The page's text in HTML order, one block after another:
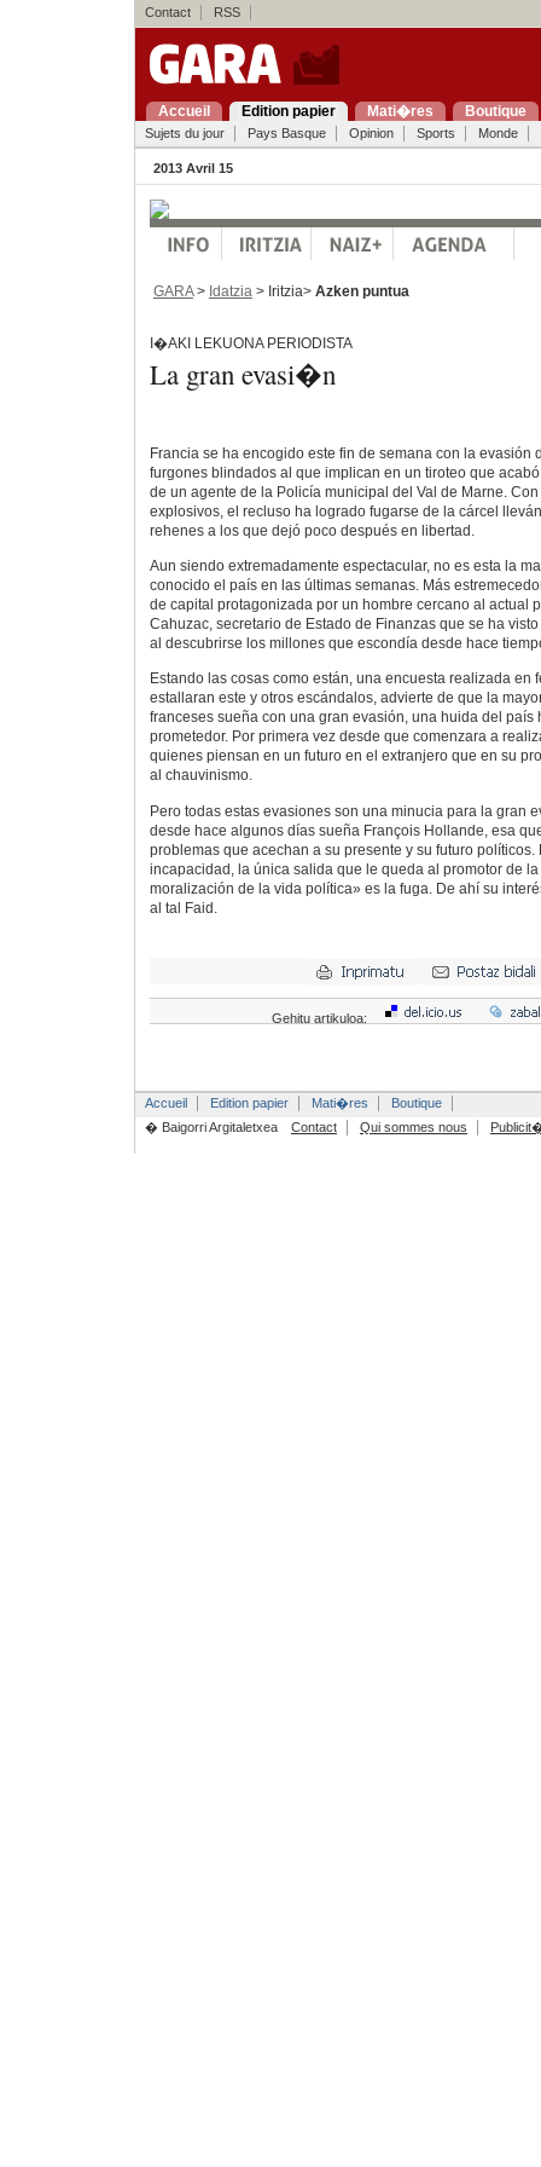
Contact RSS
Accueil Edition papier Mati�res Boutique
Sujets du jour Pays Basque Opinion Sports Monde
2013 Avril 15
GARA> Idatzia > Iritzia> Azken puntua
I�AKI LEKUONA PERIODISTA
La gran evasi�n
Francia se ha encogido este fin de semana con la evasión
furgones blindados al que implican en un tiroteo que
de un agente de la Policía municipal del Val de Marne.
explosivos, el recluso ha logrado fugarse de la cárcel
rehenes a los que dejó poco después en libertad.
Aun siendo extremadamente espectacular, no es esta la
conocido el país en las últimas semanas. Más
de capital protagonizada por un hombre cercano al actual
Cahuzac, secretario de Estado de Finanzas que se ha
al descubrirse los millones que escondía desde hace
Estando las cosas como están, una encuesta realizada en
estallaran este y otros escándalos, advierte de que la
franceses sueña con una gran evasión, una huida del país
prometedor. Por primera vez desde que comenzara a
quienes piensan en un futuro en el extranjero que en su
al chauvinismo.
Pero todas estas evasiones son una minucia para la gran
desde hace algunos días sueña François Hollande, esa
problemas que acechan a su presente y su futuro políticos.
incapacidad, la única salida que le queda al promotor de
moralización de la vida política» es la fuga. De ahí su
al tal Faid.
Gehitu artikuloa:
Accueil Edition papier Mati�res
Boutique
� Baigorri Argitaletxea
Contact Qui sommes nous